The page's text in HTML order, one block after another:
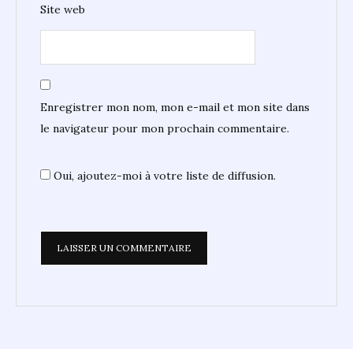
Site web
Enregistrer mon nom, mon e-mail et mon site dans
le navigateur pour mon prochain commentaire.
Oui, ajoutez-moi à votre liste de diffusion.